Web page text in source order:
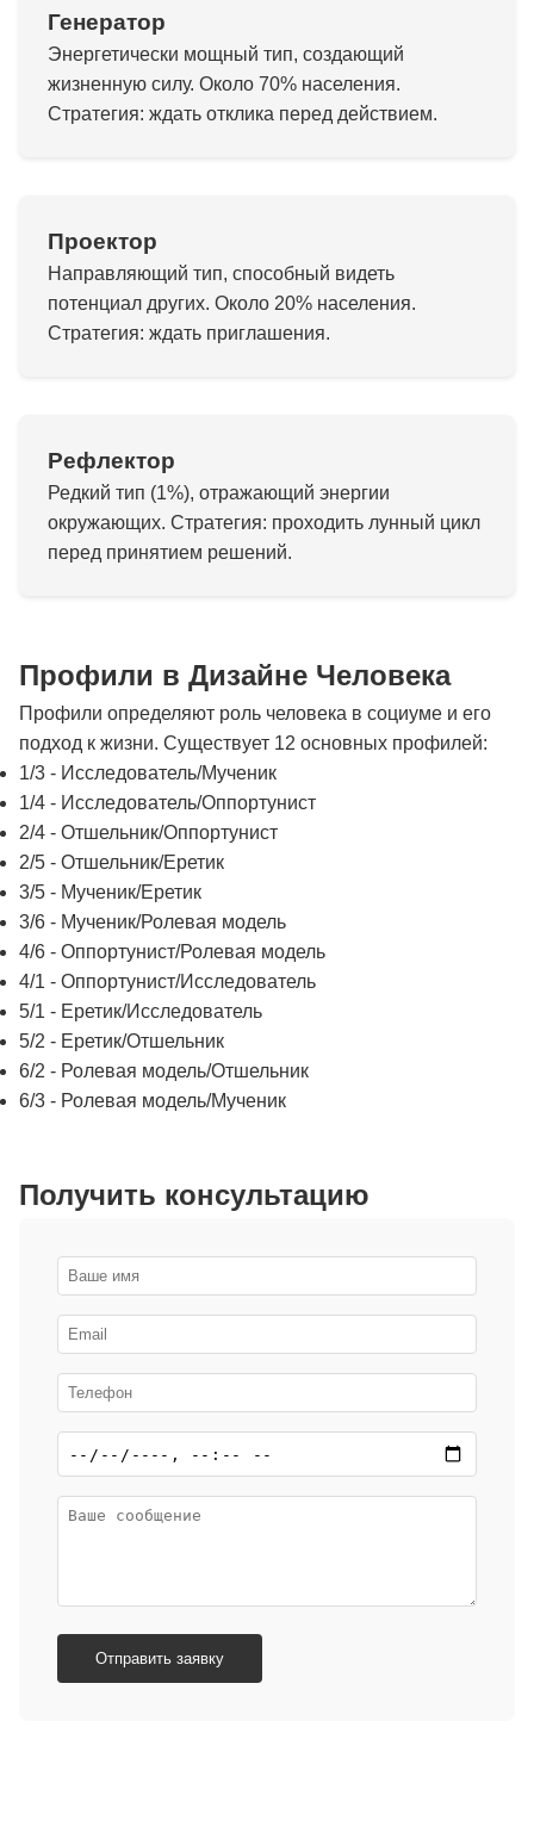
Генератор
Энергетически мощный тип, создающий
жизненную силу. Около 70% населения.
Стратегия: ждать отклика перед действием.
Проектор
Направляющий тип, способный видеть
потенциал других. Около 20% населения.
Стратегия: ждать приглашения.
Рефлектор
Редкий тип (1%), отражающий энергии
окружающих. Стратегия: проходить лунный цикл
перед принятием решений.
Профили в Дизайне Человека
Профили определяют роль человека в социуме и его
подход к жизни. Существует 12 основных профилей:
1/3 - Исследователь/Мученик
1/4 - Исследователь/Оппортунист
2/4 - Отшельник/Оппортунист
2/5 - Отшельник/Еретик
3/5 - Мученик/Еретик
3/6 - Мученик/Ролевая модель
4/6 - Оппортунист/Ролевая модель
4/1 - Оппортунист/Исследователь
5/1 - Еретик/Исследователь
5/2 - Еретик/Отшельник
6/2 - Ролевая модель/Отшельник
6/3 - Ролевая модель/Мученик
Получить консультацию
Отправить заявку